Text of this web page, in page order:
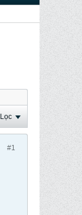
Lọc
#1